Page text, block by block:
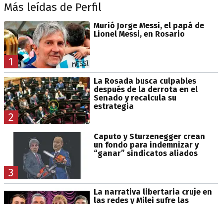
Más leídas de Perfil
1
Murió Jorge Messi, el papá de
Lionel Messi, en Rosario
2
La Rosada busca culpables
después de la derrota en el
Senado y recalcula su
estrategia
3
Caputo y Sturzenegger crean
un fondo para indemnizar y
“ganar” sindicatos aliados
La narrativa libertaria cruje en
las redes y Milei sufre las